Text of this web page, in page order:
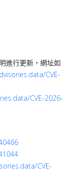
進行更新，網址如
CVE-
CVE-2026-
CVE-